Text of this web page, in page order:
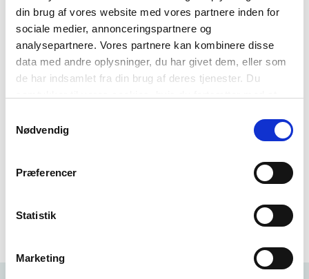
din brug af vores website med vores partnere inden for
sociale medier, annonceringspartnere og
analysepartnere. Vores partnere kan kombinere disse
data med andre oplysninger, du har givet dem, eller som
de har indsamlet fra din brug af deres tjenester. Du
Nødvendig
Præferencer
Statistik
Marketing
6. oktober 2025
Pris
Gratis for medlemmer
Målgruppe
Tilmeldingsfrist overskredet